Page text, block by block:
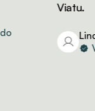
Viatu.
Linda